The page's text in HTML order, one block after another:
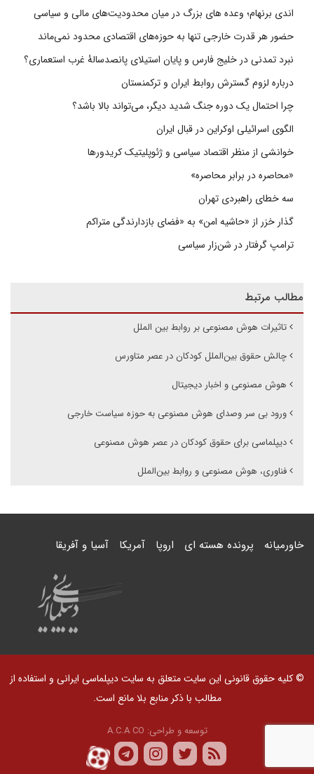
اندی برنهام؛ وعده های بزرگ در میان محدودیت‌های مالی و سیاسی
حضور هر قدرت خارجی تنها به حوزه‌های اقتصادی محدود نمی‌ماند
نبرد تمدنی در خلیج فارس و پایان استیلای پانصدسالۀ غرب استعماری؟
درباره لزوم گسترش روابط ایران و ترکمنستان
چرا احتمال یک دوره جنگ شدید دیگر، می‌تواند بالا باشد؟
الگوی اسرائیلی اوکراین در قبال ایران
خوانشی از منظر اقتصاد سیاسی و ژئوپلیتیک کریدورها
«محاصره در برابر محاصره»
سه خطای راهبردی تهران
گذار خزر از «حاشیه امن» به «فضای بازدارندگی متراکم
ترامپ گرفتار در شن‌زار سیاسی
مطالب مرتبط
تاثیرات هوش مصنوعی بر روابط بین الملل
چالش حقوق بین‌الملل کودکان در عصر متاورس
هوش مصنوعی و اخبار دیجیتال
ورود بی سر وصدای هوش مصنوعی به حوزه سیاست خارجی
دیپلماسی برای حقوق کودکان در عصر هوش مصنوعی
فناوری، هوش مصنوعی و روابط بین‌الملل
خاورمیانه پرونده هسته ای اروپا آمریکا آسیا و آفریقا
© کلیه حقوق قانونی این سایت متعلق به سایت دیپلماسی ایرانی و استفاده از
مطالب با ذکر منابع بلا مانع است.
توسعه و طراحی: A.C.A CO